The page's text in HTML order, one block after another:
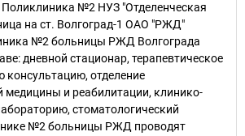
Поликлиника №2 НУЗ "Отделенческая
на ст. Волгоград-1 ОАО "РЖД"
№2 больницы РЖД Волгограда
дневной стационар, терапевтическое
консультацию, отделение
медицины и реабилитации, клинико-
стоматологический
№2 больницы РЖД проводят